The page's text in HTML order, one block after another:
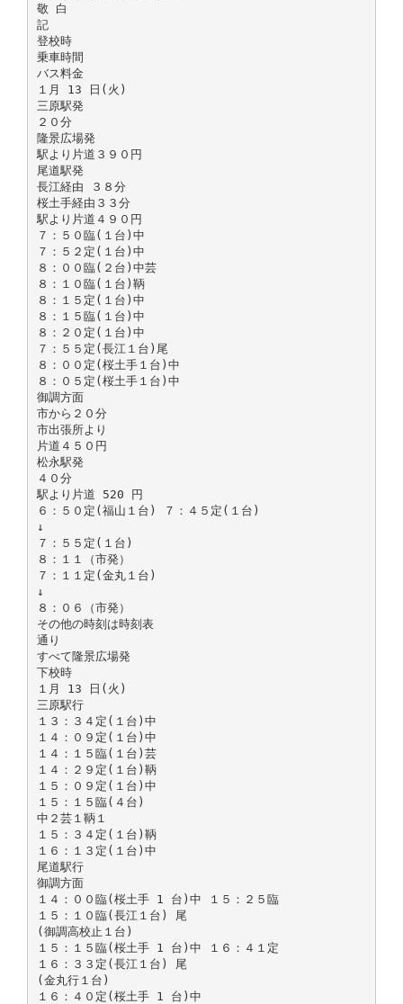
敬 白
記
登校時
乗車時間
バス料金
１月 13 日(火)
三原駅発
２０分
隆景広場発
駅より片道３９０円
尾道駅発
長江経由 ３８分
桜土手経由３３分
駅より片道４９０円
７：５０臨(１台)中
７：５２定(１台)中
８：００臨(２台)中芸
８：１０臨(１台)鞆
８：１５定(１台)中
８：１５臨(１台)中
８：２０定(１台)中
７：５５定(長江１台)尾
８：００定(桜土手１台)中
８：０５定(桜土手１台)中
御調方面
市から２０分
市出張所より
片道４５０円
松永駅発
４０分
駅より片道 520 円
６：５０定(福山１台) ７：４５定(１台)
↓
７：５５定(１台)
８：１１（市発）
７：１１定(金丸１台)
↓
８：０６（市発）
その他の時刻は時刻表
通り
すべて隆景広場発
下校時
１月 13 日(火)
三原駅行
１３：３４定(１台)中
１４：０９定(１台)中
１４：１５臨(１台)芸
１４：２９定(１台)鞆
１５：０９定(１台)中
１５：１５臨(４台)
中２芸１鞆１
１５：３４定(１台)鞆
１６：１３定(１台)中
尾道駅行
御調方面
１４：００臨(桜土手 1 台)中 １５：２５臨
１５：１０臨(長江１台) 尾
(御調高校止１台)
１５：１５臨(桜土手 1 台)中 １６：４１定
１６：３３定(長江１台) 尾
(金丸行１台)
１６：４０定(桜土手 1 台)中